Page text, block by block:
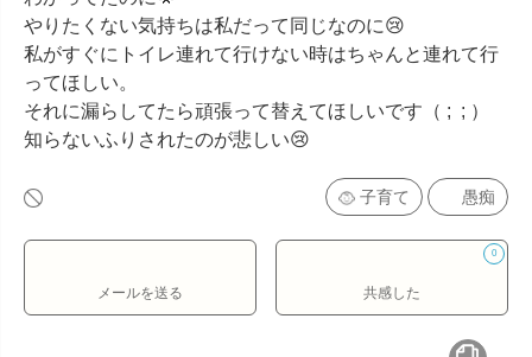
やりたくない気持ちは私だって同じなのに😢
私がすぐにトイレ連れて行けない時はちゃんと連れて行
ってほしい。
それに漏らしてたら頑張って替えてほしいです（ ;  ; ）
知らないふりされたのが悲しい😢
子育て 愚痴
メールを送る
0
共感した